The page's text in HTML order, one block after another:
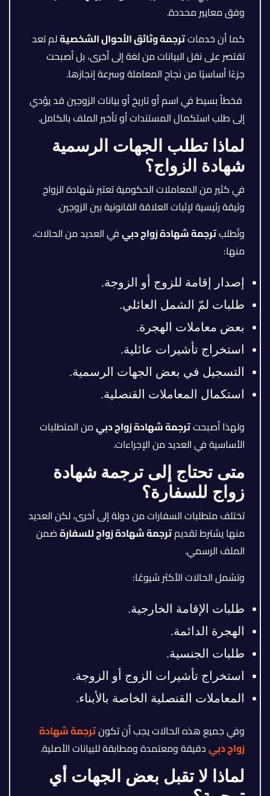
وفق معايير محددة.
كما أن خدماتترجمة وثائق الأحوال الشخصيةلم تعد
تقتصر على نقل البيانات من لغة إلى أخرى، بل أصبحت
جزءًا أساسيًا من نجاح المعاملة وسرعة إنجازها.
فخطأ بسيط في اسم أو تاريخ أو بيانات الزوجين قد يؤدي
إلى طلب استكمال المستندات أو تأخير الملف بالكامل.
لماذا تطلب الجهات الرسمية
شهادة الزواج؟
في كثير من المعاملات الحكومية تعتبر شهادة الزواج
وثيقة رئيسية لإثبات العلاقة القانونية بين الزوجين.
وتُطلبترجمة شهادة زواج دبيفي العديد من الحالات،
منها:
إصدار إقامة للزوج أو الزوجة.
طلبات لمّ الشمل العائلي.
بعض معاملات الهجرة.
استخراج تأشيرات عائلية.
التسجيل في بعض الجهات الرسمية.
استكمال المعاملات القنصلية.
ولهذا أصبحتترجمة شهادة زواج دبيمن المتطلبات
الأساسية في العديد من الإجراءات.
متى تحتاج إلى ترجمة شهادة
زواج للسفارة؟
تختلف متطلبات السفارات من دولة إلى أخرى، لكن العديد
منها يشترط تقديمترجمة شهادة زواج للسفارةضمن
الملف الرسمي.
وتشمل الحالات الأكثر شيوعًا:
طلبات الإقامة الخارجية.
الهجرة الدائمة.
طلبات الجنسية.
استخراج تأشيرات الزوج أو الزوجة.
المعاملات القنصلية الخاصة بالأبناء.
وفي جميع هذه الحالات يجب أن تكونترجمة شهادة
زواج دبيدقيقة ومعتمدة ومطابقة للبيانات الأصلية.
لماذا لا تقبل بعض الجهات أي